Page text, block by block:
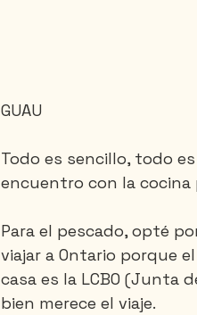
GUAU
Todo es sencillo, todo
encuentro con la
Para el pescado, opté
viajar a Ontario porque
casa es la LCBO (Junta
bien merece el viaje.